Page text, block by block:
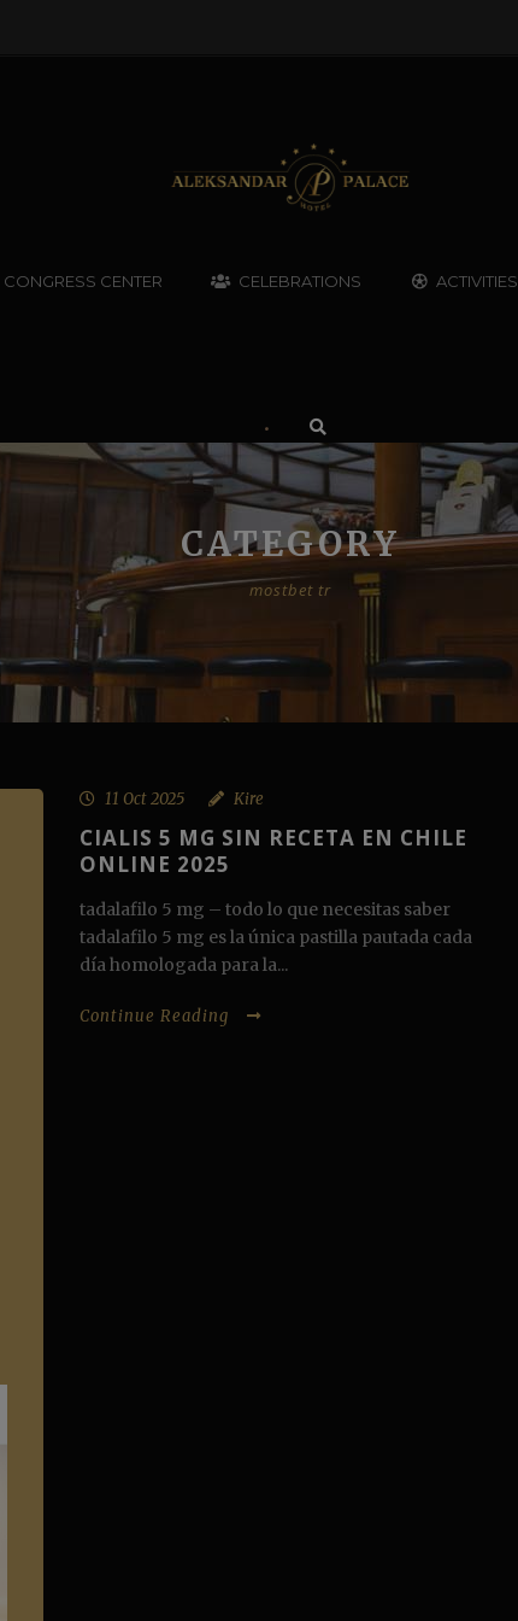
CONGRESS CENTER CELEBRATIONS ACTIVITIES
•
CATEGORY
mostbet tr
11 Oct 2025 Kire
CIALIS 5 MG SIN RECETA EN CHILE
ONLINE 2025
tadalafilo 5 mg – todo lo que necesitas saber
tadalafilo 5 mg es la única pastilla pautada cada
día homologada para la...
Continue Reading